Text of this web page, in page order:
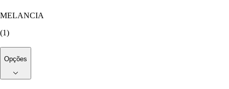
MELANCIA
(1)
Opções